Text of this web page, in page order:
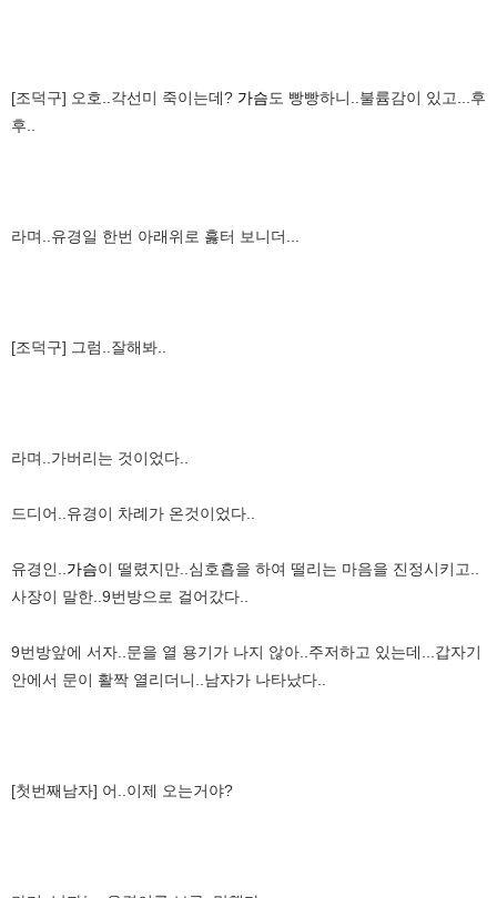
[조덕구] 오호..각선미 죽이는데? 가슴도 빵빵하니..불륨감이 있고...후
후..
라며..유경일 한번 아래위로 훓터 보니더...
[조덕구] 그럼..잘해봐..
라며..가버리는 것이었다..
드디어..유경이 차례가 온것이었다..
유경인.. 가슴이 떨렸지만..심호흡을 하여 떨리는 마음을 진정시키고..
사장이 말한..9번방으로 걸어갔다..
9번방앞에 서자..문을 열 용기가 나지 않아..주저하고 있는데...갑자기
안에서 문이 활짝 열리더니..남자가 나타났다..
[첫번째남자] 어..이제 오는거야?